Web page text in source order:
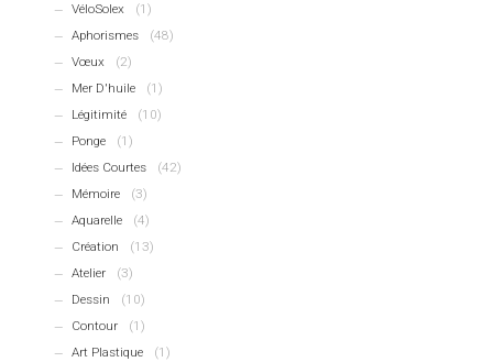
VéloSolex
(1)
Aphorismes
(48)
Vœux
(2)
Mer D'huile
(1)
Légitimité
(10)
Ponge
(1)
Idées Courtes
(42)
Mémoire
(3)
Aquarelle
(4)
Création
(13)
Atelier
(3)
Dessin
(10)
Contour
(1)
Art Plastique
(1)